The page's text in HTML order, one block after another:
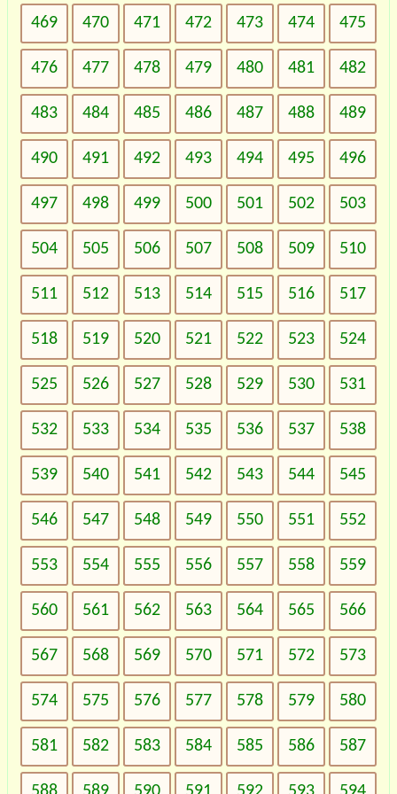
469 470 471 472 473 474 475
476 477 478 479 480 481 482
483 484 485 486 487 488 489
490 491 492 493 494 495 496
497 498 499 500 501 502 503
504 505 506 507 508 509 510
511 512 513 514 515 516 517
518 519 520 521 522 523 524
525 526 527 528 529 530 531
532 533 534 535 536 537 538
539 540 541 542 543 544 545
546 547 548 549 550 551 552
553 554 555 556 557 558 559
560 561 562 563 564 565 566
567 568 569 570 571 572 573
574 575 576 577 578 579 580
581 582 583 584 585 586 587